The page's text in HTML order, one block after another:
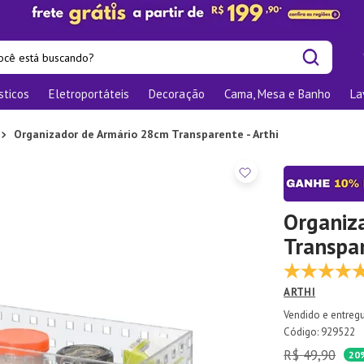
está buscando?
Eletroportáteis Decoração Cama, Mesa e Banho
Organizador de Armário 28cm Transparente - Arthi
ARTHI
: 929522
R$ 49,90
buscados
Jantar